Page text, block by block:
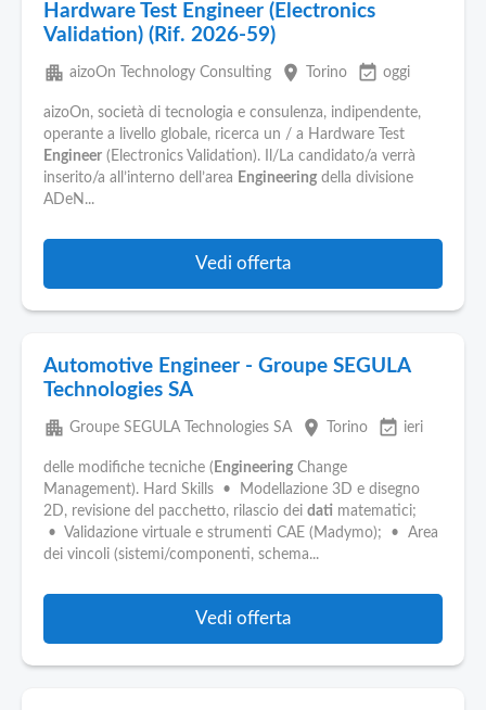
Hardware Test Engineer (Electronics
Validation) (Rif. 2026-59)
apartment aizoOn Technology Consulting place Torino event_available oggi
aizoOn, società di tecnologia e consulenza, indipendente,
operante a livello globale, ricerca un / a Hardware Test
Engineer (Electronics Validation). Il/La candidato/a verrà
inserito/a all’interno dell’area Engineering della divisione
ADeN...
Vedi offerta
Automotive Engineer - Groupe SEGULA
Technologies SA
apartment Groupe SEGULA Technologies SA place Torino event_available ieri
delle modifiche tecniche ( Engineering Change
Management). Hard Skills • Modellazione 3D e disegno
2D, revisione del pacchetto, rilascio dei dati matematici;
• Validazione virtuale e strumenti CAE (Madymo); • Area
dei vincoli (sistemi/componenti, schema...
Vedi offerta